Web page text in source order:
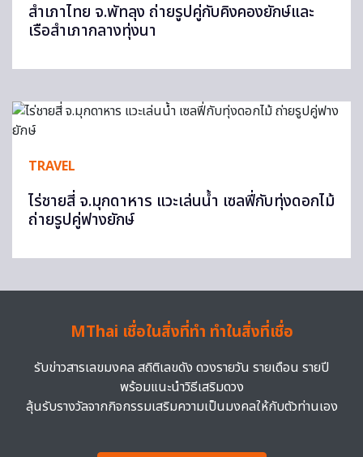
สำเภาไทย จ.พัทลุง ถ่ายรูปคู่กับคิงคองยักษ์และ
เรือสำเภากลางทุ่งนา
TRAVEL
ไร่ชายสี่ จ.มุกดาหาร แวะเล่นน้ำ เซลฟี่กับทุ่งดอกไม้
ถ่ายรูปคู่ฟางยักษ์
MThai เชื่อในสิ่งที่ทำ ทำในสิ่งที่เชื่อ
รับข่าวสารเลขมงคล สถิติเลขดัง ดวงรายวัน รายเดือน รายปี
พร้อมแนะนำวิธีเสริมดวง
ลุ้นรับรางวัลจากกิจกรรมเสริมความเป็นมงคลให้กับตัวท่านเอง